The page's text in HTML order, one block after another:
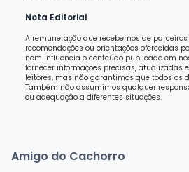
Nota Editorial
A remuneração que recebemos de
recomendações ou orientações oferecidas
nem influencia o conteúdo publicado em
fornecer informações precisas, atualizadas
leitores, mas não garantimos que todos os
Também não assumimos qualquer
ou adequação a diferentes situações.
Amigo do Cachorro